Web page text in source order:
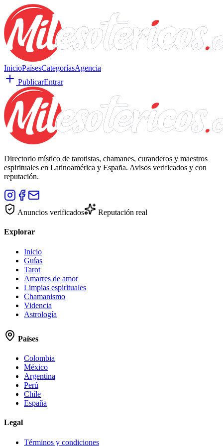
InicioPaísesCategoríasAgencia
PublicarEntrar
Directorio místico de tarotistas, chamanes, curanderos y maestros
espirituales en Latinoamérica y España. Avisos verificados y con
reputación.
Anuncios verificados Reputación real
Explorar
Inicio
Guías
Tarot
Amarres de amor
Limpias espirituales
Chamanismo
Videncia
Astrología
Países
Colombia
México
Argentina
Perú
Chile
España
Legal
Términos y condiciones